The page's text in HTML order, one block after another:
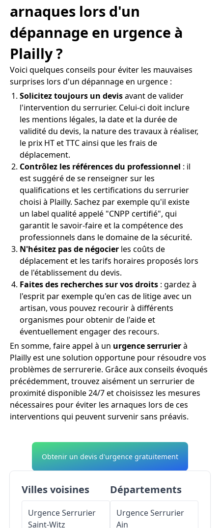
arnaques lors d'un
dépannage en urgence à
Plailly ?
Voici quelques conseils pour éviter les mauvaises
surprises lors d'un dépannage en urgence :
Solicitez toujours un devisavant de valider
l'intervention du serrurier. Celui-ci doit inclure
les mentions légales, la date et la durée de
validité du devis, la nature des travaux à réaliser,
le prix HT et TTC ainsi que les frais de
déplacement.
Contrôlez les références du professionnel : il
est suggéré de se renseigner sur les
qualifications et les certifications du serrurier
choisi à Plailly. Sachez par exemple qu'il existe
un label qualité appelé "CNPP certifié", qui
garantit le savoir-faire et la compétence des
professionnels dans le domaine de la sécurité.
N'hésitez pas de négocier les coûts de
déplacement et les tarifs horaires proposés lors
de l'établissement du devis.
Faites des recherches sur vos droits : gardez à
l'esprit par exemple qu'en cas de litige avec un
artisan, vous pouvez recourir à différents
organismes pour obtenir de l'aide et
éventuellement engager des recours.
En somme, faire appel à un urgence serrurierà
Plailly est une solution opportune pour résoudre vos
problèmes de serrurerie. Grâce aux conseils évoqués
précédemment, trouvez aisément un serrurier de
proximité disponible 24/7 et choisissez les mesures
nécessaires pour éviter les arnaques lors de ces
interventions qui peuvent survenir sans préavis.
Obtenir un devis d'urgence gratuitement
Villes voisines
Urgence Serrurier
Saint-Witz
Départements
Urgence Serrurier
Ain